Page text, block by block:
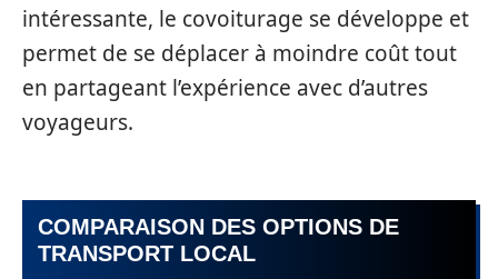
intéressante, le covoiturage se développe et
permet de se déplacer à moindre coût tout
en partageant l’expérience avec d’autres
voyageurs.
COMPARAISON DES OPTIONS DE
TRANSPORT LOCAL